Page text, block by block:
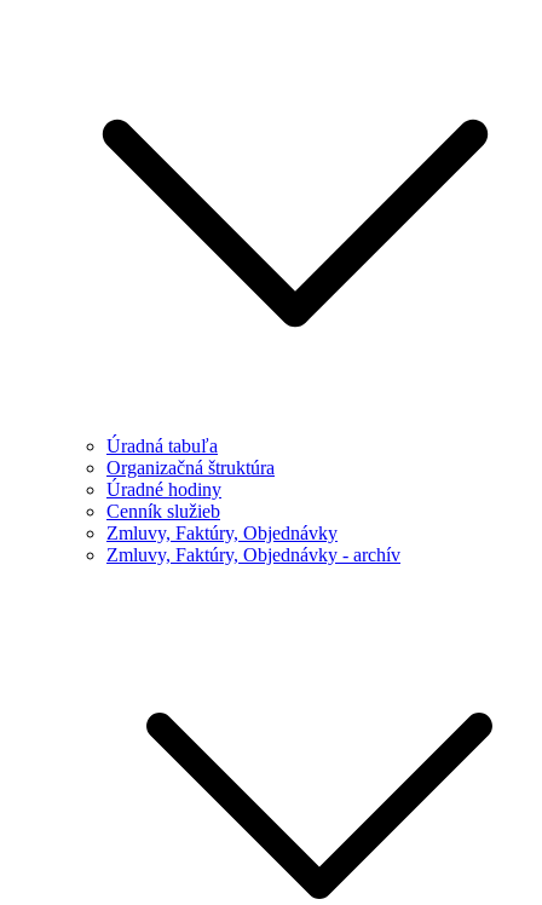
Úradná tabuľa
Organizačná štruktúra
Úradné hodiny
Cenník služieb
Zmluvy, Faktúry, Objednávky
Zmluvy, Faktúry, Objednávky - archív